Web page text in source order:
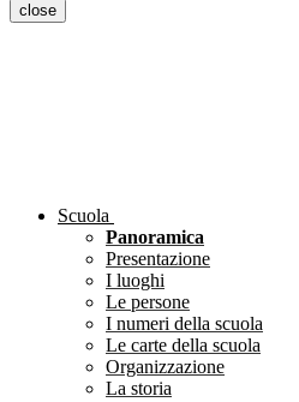
close
Scuola
Panoramica
Presentazione
I luoghi
Le persone
I numeri della scuola
Le carte della scuola
Organizzazione
La storia